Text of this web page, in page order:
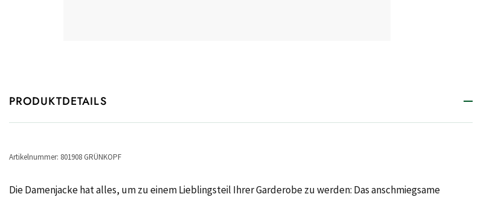
PRODUKTDETAILS
Artikelnummer: 801908 GRÜNKOPF
Die Damenjacke hat alles, um zu einem Lieblingsteil Ihrer Garderobe zu werden: Das anschmiegsame